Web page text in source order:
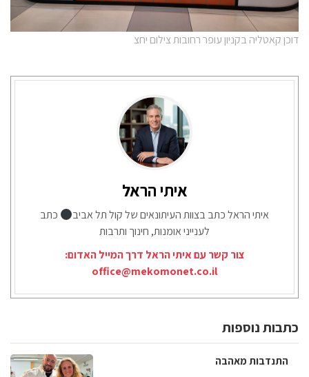
דוכן קאטליה בקניון עופר רחובות צילום יחצ
איתי הראל
איתי הראל כתב בצוות העיתונאים של קול תל אביב
כתב
לענייני אומנות, חינוך ותרבות
צור קשר עם איתי הראל דרך המייל האדום:
office@mekomonet.co.il
כתבות נוספות
התנדבות מאהבה